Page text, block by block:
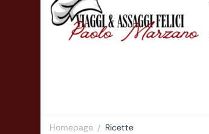
Homepage / Ricette